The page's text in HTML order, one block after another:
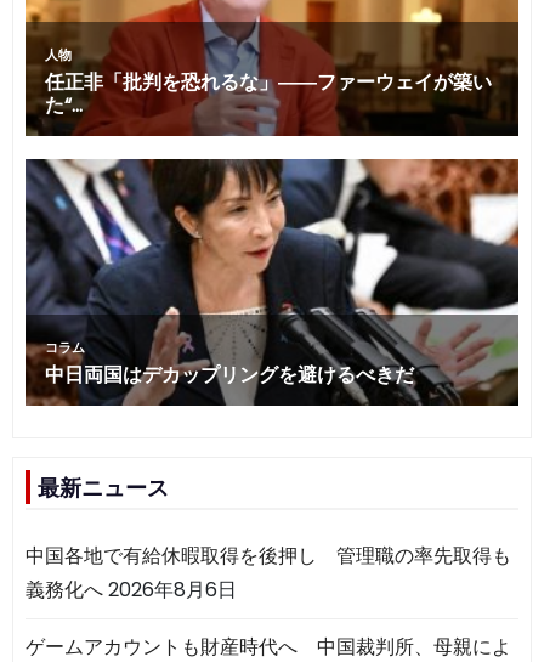
最新ニュース
中国各地で有給休暇取得を後押し 管理職の率先取得も
義務化へ2026年8月6日
ゲームアカウントも財産時代へ 中国裁判所、母親によ